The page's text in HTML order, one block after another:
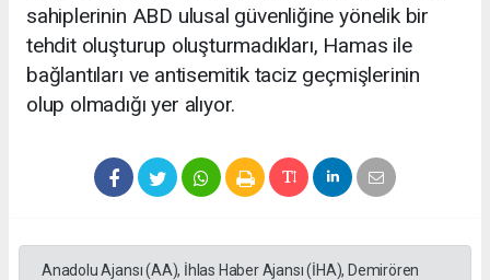
sahiplerinin ABD ulusal güvenliğine yönelik bir
tehdit oluşturup oluşturmadıkları, Hamas ile
bağlantıları ve antisemitik taciz geçmişlerinin
olup olmadığı yer alıyor.
Anadolu Ajansı (AA), İhlas Haber Ajansı (İHA), Demirören